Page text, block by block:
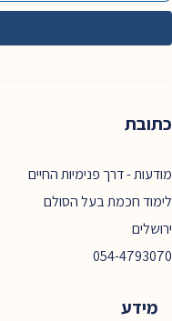
כתובת
מודעות - דרך פנימיות החיים
לימוד חכמת בעל הסולם
ירושלים
054-4793070
מידע